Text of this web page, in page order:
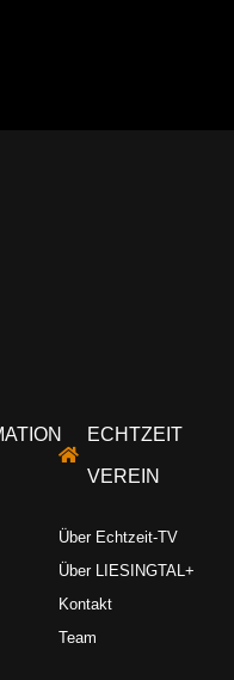
ECHTZEIT
VEREIN
Über Echtzeit-TV
Über LIESINGTAL+
Kontakt
Team